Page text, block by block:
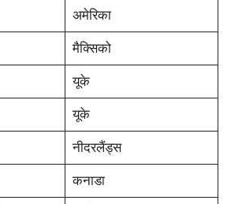
अमेरिका
मैक्सिको
यूके
यूके
नीदरलैंड्स
कनाडा